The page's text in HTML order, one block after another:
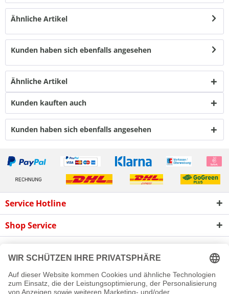
Ähnliche Artikel
Kunden haben sich ebenfalls angesehen
Ähnliche Artikel
Kunden kauften auch
Kunden haben sich ebenfalls angesehen
Service Hotline
Shop Service
Newsletter